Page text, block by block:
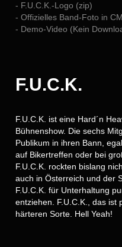
- F.U.C.K.-Logo (zip)
- Offizielles Band-Foto in
- Demo-Video (Kein
F.U.C.K.
F.U.C.K. ist eine Hard´n
Bühnenshow. Die sechs
Publikum in ihren Bann,
auf Bikertreffen oder bei
F.U.C.K. rockten bislang
auch in Österreich und der
F.U.C.K. für Unterhaltung
entziehen. F.U.C.K., das ist
härteren Sorte. Hell Yeah!